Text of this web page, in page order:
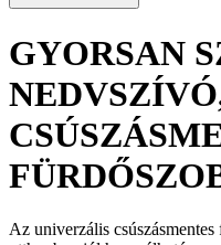
GYORSAN
Az univerzális